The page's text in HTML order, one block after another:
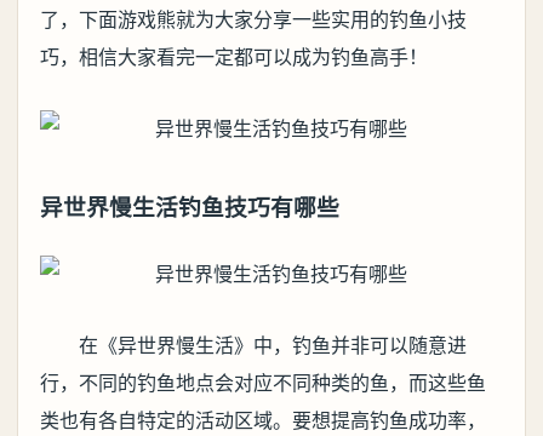
了，下面游戏熊就为大家分享一些实用的钓鱼小技
巧，相信大家看完一定都可以成为钓鱼高手！
异世界慢生活钓鱼技巧有哪些
在《异世界慢生活》中，钓鱼并非可以随意进
行，不同的钓鱼地点会对应不同种类的鱼，而这些鱼
类也有各自特定的活动区域。要想提高钓鱼成功率，